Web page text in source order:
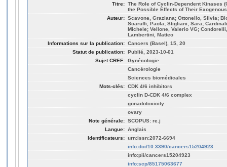
Titre: The Role of Cyclin-Dependent Kinases
the Possible Effects of Their
Auteur: Scavone, Graziana; Ottonello, Silvia;
Scaruffi, Paola; Stigliani, Sara;
Michele; Vellone, Valerio VG;
Lambertini, Matteo
Informations sur la publication: Cancers (Basel), 15, 20
Statut de publication: Publié, 2023-10-01
Sujet CREF: Gynécologie
Cancérologie
Sciences biomédicales
Mots-clés: CDK 4/6 inhibitors
cyclin D-CDK 4/6 complex
gonadotoxicity
ovary
Note générale: SCOPUS: re.j
Langue: Anglais
Identificateurs: urn:issn:2072-6694
info:doi/10.3390/cancers15204923
info:pii/cancers15204923
info:scp/85175063677